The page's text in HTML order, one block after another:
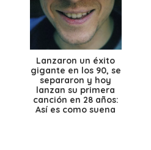
Lanzaron un éxito
gigante en los 90, se
separaron y hoy
lanzan su primera
canción en 28 años:
Así es como suena